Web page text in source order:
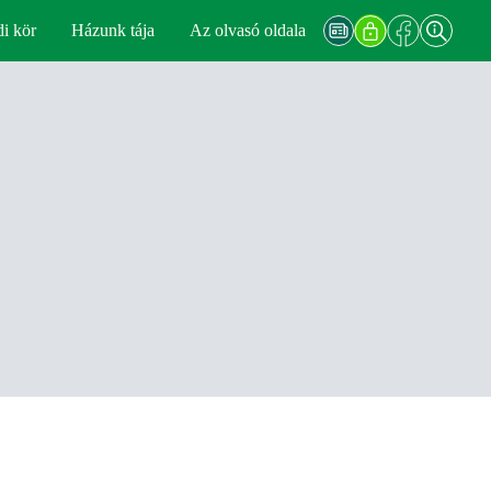
kör Házunk tája Az olvasó oldala